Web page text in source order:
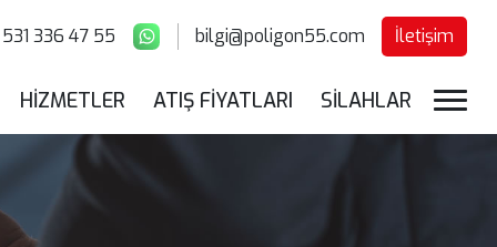
336 47 55 bilgi@poligon55.com İletişim
HİZMETLER ATIŞ FİYATLARI SİLAHLAR